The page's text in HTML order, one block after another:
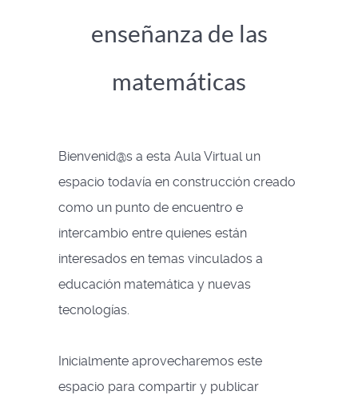
enseñanza de las
matemáticas
Bienvenid@s a esta Aula Virtual un
espacio todavía en construcción creado
como un punto de encuentro e
intercambio entre quienes están
interesados en temas vinculados a
educación matemática y nuevas
tecnologías.
Inicialmente aprovecharemos este
espacio para compartir y publicar